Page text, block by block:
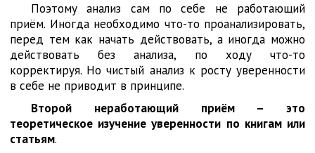
Поэтому анализ сам по себе не работающий
приём. Иногда необходимо что-то проанализировать,
перед тем как начать действовать, а иногда можно
действовать без анализа, по ходу что-то
корректируя. Но чистый анализ к росту уверенности
в себе не приводит в принципе.
Второй неработающий приём – это
теоретическое изучение уверенности по книгам или
статьям.